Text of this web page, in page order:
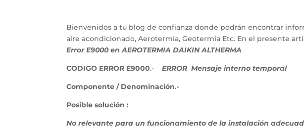
Bienvenidos a tu blog de confianza donde podrán encontrar
aire acondicionado, Aerotermia, Geotermia Etc. En el presente
Error E9000 en AEROTERMIA DAIKIN ALTHERMA
CODIGO ERROR E9000.-ERROR Mensaje interno temporal
Componente / Denominación.-
Posible solución :
No relevante para un funcionamiento de la instalación